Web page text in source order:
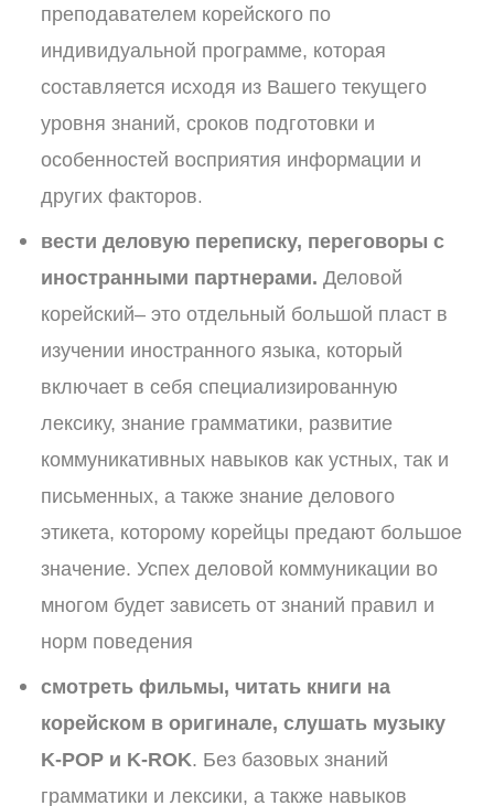
преподавателем корейского по
индивидуальной программе, которая
составляется исходя из Вашего текущего
уровня знаний, сроков подготовки и
особенностей восприятия информации и
других факторов.
вести деловую переписку, переговоры с
иностранными партнерами. Деловой
корейский– это отдельный большой пласт в
изучении иностранного языка, который
включает в себя специализированную
лексику, знание грамматики, развитие
коммуникативных навыков как устных, так и
письменных, а также знание делового
этикета, которому корейцы предают большое
значение. Успех деловой коммуникации во
многом будет зависеть от знаний правил и
норм поведения
смотреть фильмы, читать книги на
корейском в оригинале, слушать музыку
K-POP и K-ROK. Без базовых знаний
грамматики и лексики, а также навыков